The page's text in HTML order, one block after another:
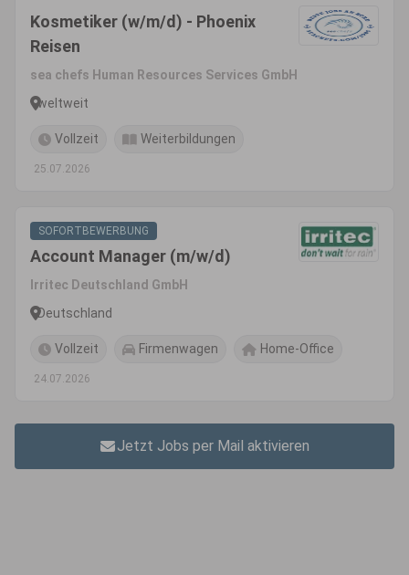
Kosmetiker (w/m/d) - Phoenix
Reisen
sea chefs Human Resources Services GmbH
weltweit
Vollzeit Weiterbildungen
25.07.2026
SOFORTBEWERBUNG
Account Manager (m/w/d)
Irritec Deutschland GmbH
Deutschland
Vollzeit Firmenwagen Home-Office
24.07.2026
Jetzt Jobs per Mail aktivieren